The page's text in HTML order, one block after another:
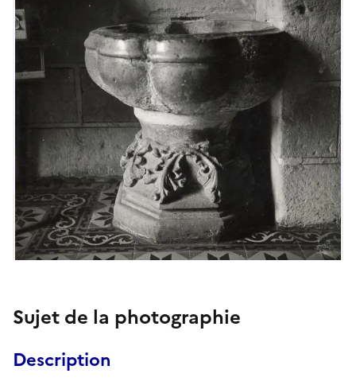
Sujet de la photographie
Description